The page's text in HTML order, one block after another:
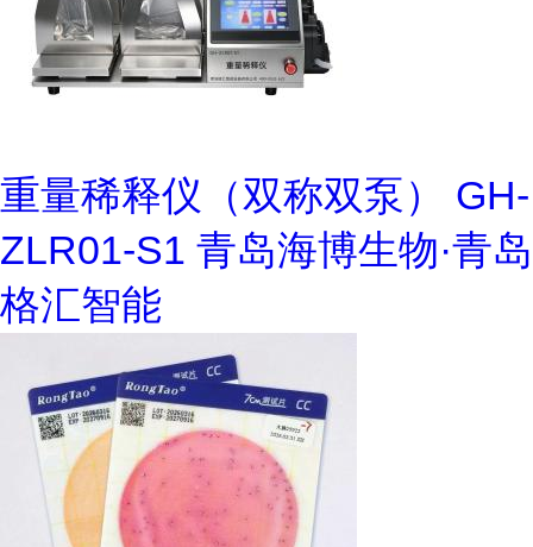
重量稀释仪（双称双泵） GH-
ZLR01-S1 青岛海博生物·青岛
格汇智能